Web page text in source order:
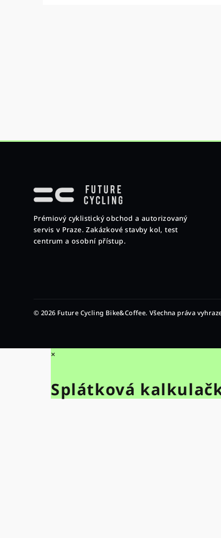
Prémiový cyklistický obchod a autorizovaný
servis v Praze. Zakázkové stavby kol, test
centrum a osobní přístup.
© 2026 Future Cycling Bike&Coffee. Všechna práva
×
Splátková